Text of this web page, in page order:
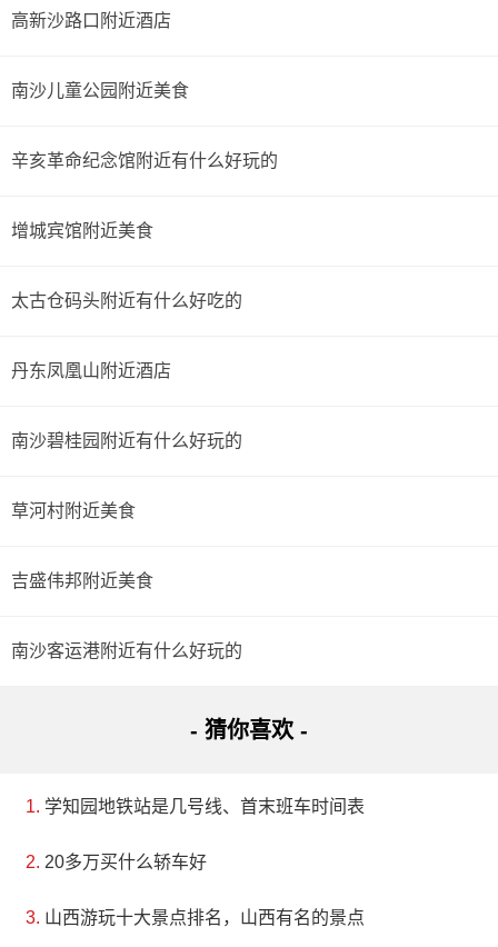
高新沙路口附近酒店
南沙儿童公园附近美食
辛亥革命纪念馆附近有什么好玩的
增城宾馆附近美食
太古仓码头附近有什么好吃的
丹东凤凰山附近酒店
南沙碧桂园附近有什么好玩的
草河村附近美食
吉盛伟邦附近美食
南沙客运港附近有什么好玩的
- 猜你喜欢 -
学知园地铁站是几号线、首末班车时间表
20多万买什么轿车好
山西游玩十大景点排名，山西有名的景点